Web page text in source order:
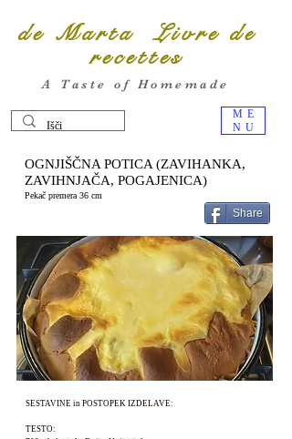
ME
NU
de Marta Livre de
recettes
A Taste of Homemade
OGNJIŠČNA POTICA (ZAVIHANKA,
ZAVIHNJAČA, POGAJENICA)
Pekač premera 36 cm
Share
SESTAVINE in POSTOPEK IZDELAVE:
TESTO: